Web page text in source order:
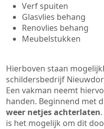
Verf spuiten
Glasvlies behang
Renovlies behang
Meubelstukken
Hierboven staan
schildersbedrijf
Een vakman neemt
handen. Beginnend met
weer netjes achterlaten
is het mogelijk om dit